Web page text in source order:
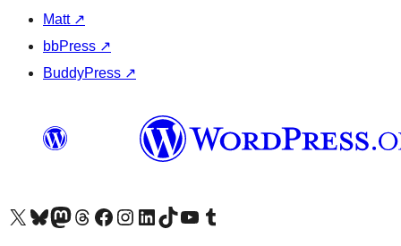
Matt ↗
bbPress ↗
BuddyPress ↗
Visit our X (formerly Twitter) account
Посетите наш Bluesky налог
Visit our Mastodon account
Посетите наш налог на Threads-у Visit our Facebook pageПосетите наш Инстаграм налог
Visit our LinkedIn account
Посетите наш TikTok налог
Visit our YouTube channel
Посетите наш Tumblr налог